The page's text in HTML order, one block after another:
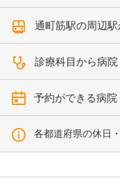
通町筋駅の周辺
診療科目から病
予約ができる病
各都道府県の休日